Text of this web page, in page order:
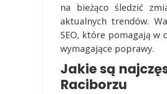
na bieżąco śledzić
aktualnych trendów.
SEO, które pomagają w
wymagające poprawy.
Jakie są
Raciborzu